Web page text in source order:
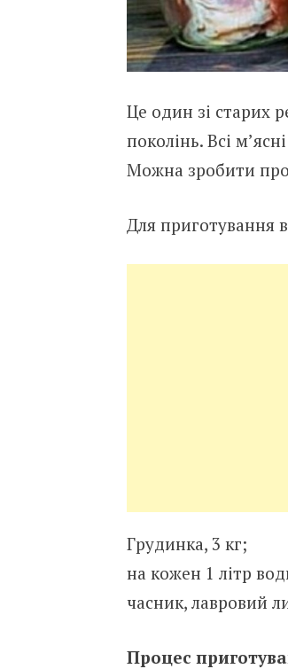
Це один зі старих
поколінь. Всі
Можна зробити
Для приготування
Грудинка, 3 кг;
на кожен 1 літр
часник, лавровий
Процес